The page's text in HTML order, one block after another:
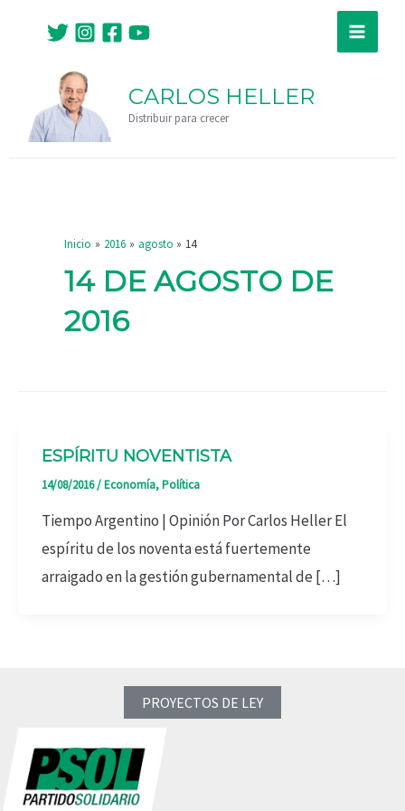
contenido
Main
CARLOS HELLER
Distribuir para crecer
Inicio 2016 agosto 14
14 DE AGOSTO DE
2016
ESPÍRITU NOVENTISTA
14/08/2016/Economía,Política
Tiempo Argentino | Opinión Por Carlos Heller El
espíritu de los noventa está fuertemente
arraigado en la gestión gubernamental de […]
PROYECTOS DE LEY